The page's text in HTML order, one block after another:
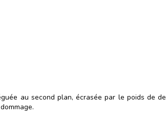
au second plan, écrasée par le poids de